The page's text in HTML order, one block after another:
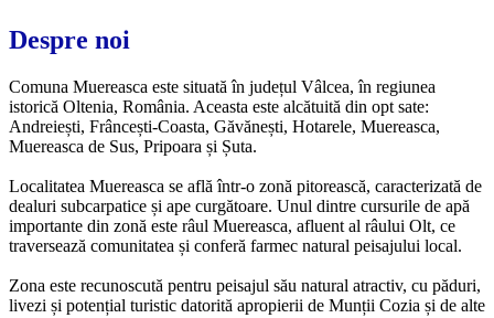
Despre noi
Comuna Muereasca este situată în județul Vâlcea, în regiunea
istorică Oltenia, România. Aceasta este alcătuită din opt sate:
Andreiești, Frâncești-Coasta, Găvănești, Hotarele, Muereasca,
Muereasca de Sus, Pripoara și Șuta.
Localitatea Muereasca se află într-o zonă pitorească, caracterizată de
dealuri subcarpatice și ape curgătoare. Unul dintre cursurile de apă
importante din zonă este râul Muereasca, afluent al râului Olt, ce
traversează comunitatea și conferă farmec natural peisajului local.
Zona este recunoscută pentru peisajul său natural atractiv, cu păduri,
livezi și potențial turistic datorită apropierii de Munții Cozia și de alte